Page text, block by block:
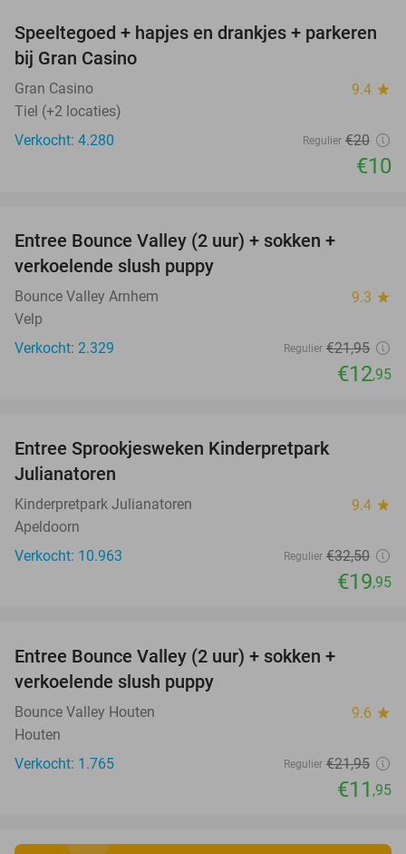
50%
Speeltegoed + hapjes en drankjes + parkeren
bij Gran Casino
Gran Casino 9.4 star
Tiel (+2 locaties)
Verkocht: 4.280
Regulier €20
€10
Entree Bounce Valley (2 uur) + sokken +
verkoelende slush puppy
Bounce Valley Arnhem 9.3 star
Velp
Verkocht: 2.329
Regulier €21,95
€12,95
Entree Sprookjesweken Kinderpretpark
Julianatoren
Kinderpretpark Julianatoren 9.4 star
Apeldoorn
Verkocht: 10.963
Regulier €32,50
€19,95
Entree Bounce Valley (2 uur) + sokken +
verkoelende slush puppy
Bounce Valley Houten 9.6 star
Houten
Verkocht: 1.765
Regulier €21,95
€11 ,95